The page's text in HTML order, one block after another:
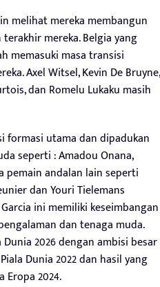
melihat mereka membangun
mereka. Belgia yang
memasuki masa transisi
Axel Witsel, Kevin De Bruyne,
dan Romelu Lukaku masih
formasi utama dan dipadukan
seperti : Amadou Onana,
pemain andalan lain seperti
dan Youri Tielemans
ini memiliki keseimbangan
dan tenaga muda.
2026 dengan ambisi besar
Dunia 2022 dan hasil yang
Eropa 2024.